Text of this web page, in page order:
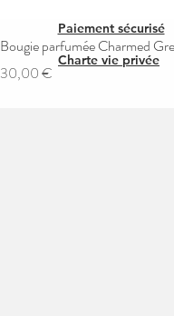
Bougie parfumée Charmed
Prix
30,00 €
Paiement sécurisé
Charte vie privée